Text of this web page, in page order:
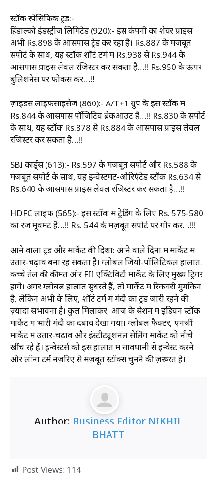
स्टॉक स्पेसिफिक ट्रेंड:-
हिंडाल्को इंडस्ट्रीज लिमिटेड (920):- इस कंपनी का शेयर प्राइस
अभी Rs.898 के आसपास ट्रेड कर रहा है। Rs.887 के मजबूत
सपोर्ट के साथ, यह स्टॉक शॉर्ट टर्म में Rs.938 से Rs.944 के
आसपास प्राइस लेवल रजिस्टर कर सकता है…!! Rs.950 के ऊपर
बुलिशनेस पर फोकस करें…!!
ज़ाइडस लाइफसाइंसेज (860):- A/T+1 ग्रुप के इस स्टॉक में
Rs.844 के आसपास पॉजिटिव ब्रेकआउट है…!! Rs.830 के सपोर्ट
के साथ, यह स्टॉक Rs.878 से Rs.884 के आसपास प्राइस लेवल
रजिस्टर कर सकता है…!!
SBI कार्ड्स (613):- Rs.597 के मजबूत सपोर्ट और Rs.588 के
मजबूत सपोर्ट के साथ, यह इन्वेस्टमेंट-ओरिएंटेड स्टॉक Rs.634 से
Rs.640 के आसपास प्राइस लेवल रजिस्टर कर सकता है…!!
HDFC लाइफ (565):- इस स्टॉक में ट्रेडिंग के लिए Rs. 575-580
का रेंज मूवमेंट है…!! Rs. 544 के मज़बूत सपोर्ट पर गौर करें…!!!
आने वाला ट्रेंड और मार्केट की दिशा: आने वाले दिनों में मार्केट में
उतार-चढ़ाव बना रह सकता है। ग्लोबल जियो-पॉलिटिकल हालात,
कच्चे तेल की कीमतें और FII एक्टिविटी मार्केट के लिए मुख्य ट्रिगर
होंगे। अगर ग्लोबल हालात सुधरते हैं, तो मार्केट में रिकवरी मुमकिन
है, लेकिन अभी के लिए, शॉर्ट टर्म में मंदी का ट्रेंड जारी रहने की
ज़्यादा संभावना है। कुल मिलाकर, आज के सेशन में इंडियन स्टॉक
मार्केट में भारी मंदी का दबाव देखा गया। ग्लोबल फैक्टर, एनर्जी
मार्केट में उतार-चढ़ाव और इंस्टीट्यूशनल सेलिंग मार्केट को नीचे
खींच रहे हैं। इन्वेस्टर्स को इस हालात में सावधानी से इन्वेस्ट करने
और लॉन्ग टर्म नज़रिए से मज़बूत स्टॉक्स चुनने की ज़रूरत है।
Author: Business Editor NIKHIL
BHATT
Post Views: 114